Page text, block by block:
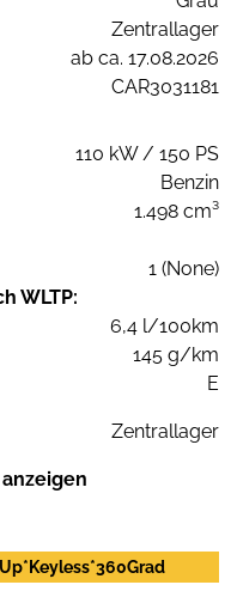
Zentrallager
ab ca. 17.08.2026
CAR3031181
110 kW / 150 PS
Benzin
1.498 cm³
1 (None)
WLTP:
6,4 l/100km
145 g/km
E
Zentrallager